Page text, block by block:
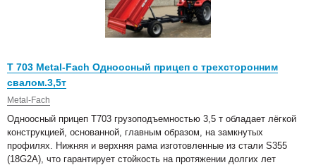
Т 703 Metal-Fach Одноосный прицеп с трехсторонним
свалом.3,5т
Metal-Fach
Одноосный прицеп T703 грузоподъемностью 3,5 т обладает лёгкой
конструкцией, основанной, главным образом, на замкнутых
профилях. Нижняя и верхняя рама изготовленные из стали S355
(18G2A), что гарантирует стойкость на протяжении долгих лет